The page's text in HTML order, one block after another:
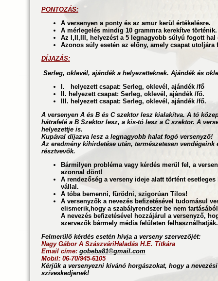
PONTOZÁS:
A versenyen a ponty és az amur kerül értékelésre.
A mérlegelés mindig 10 grammra kerekítve történik.
Az I,II,III, helyezést a 5 legnagyobb súlyú fogott
Azonos súly esetén az előny, amely csapat
DÍJAZÁS:
Serleg, oklevél, ajándék a helyezetteknek. Ajándék és
I. helyezett csapat: Serleg, oklevél, ajándék /fő
II. helyezett csapat: Serleg, oklevél, ajándék /fő.
III. helyezett csapat: Serleg, oklevél, ajándék /fő.
A versenyen A és B és C szektor lesz kialakítva. A tó
hátrafelé a B Szektor lesz, a kis-tó lesz a C szektor. A
helyezettje is.
Kupával díjazva lesz a legnagyobb halat fogó versenyző!
Az eredmény kihirdetése után, természetesen vendégeink
résztvevők.
Bármilyen probléma vagy kérdés merül fel, a
azonnal dönt!
A rendezőség a verseny ideje alatt történt
vállal.
A tóba bemenni, fürödni, szigorúan Tilos!
A versenyzők a nevezés befizetésével tudomásul
elismerik,hogy a szabályrendszer be nem
A nevezés befizetésével hozzájárul a versenyző,
szervezők bármely média felületen felhasználhatják.
Felmerülő kérdés esetén hívja a verseny szervezőjét:
Nagy Gábor A SzászváriHaladás H.E. Titkára
Email címe: gobeba81©gmail.com
Mobil: 06-70/945-6105
Kérjük a versenyezni kívánó horgászokat, hogy a
szíveskedjenek!